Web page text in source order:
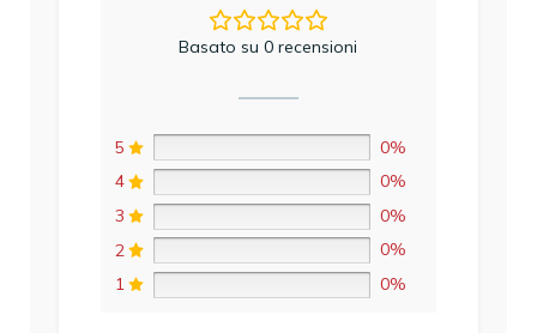
Basato su 0 recensioni
5
0%
4
0%
3
0%
2
0%
1
0%